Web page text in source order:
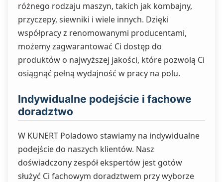
różnego rodzaju maszyn, takich jak kombajny,
przyczepy, siewniki i wiele innych. Dzięki
współpracy z renomowanymi producentami,
możemy zagwarantować Ci dostęp do
produktów o najwyższej jakości, które pozwolą Ci
osiągnąć pełną wydajność w pracy na polu.
Indywidualne podejście i fachowe
doradztwo
W KUNERT Poladowo stawiamy na indywidualne
podejście do naszych klientów. Nasz
doświadczony zespół ekspertów jest gotów
służyć Ci fachowym doradztwem przy wyborze